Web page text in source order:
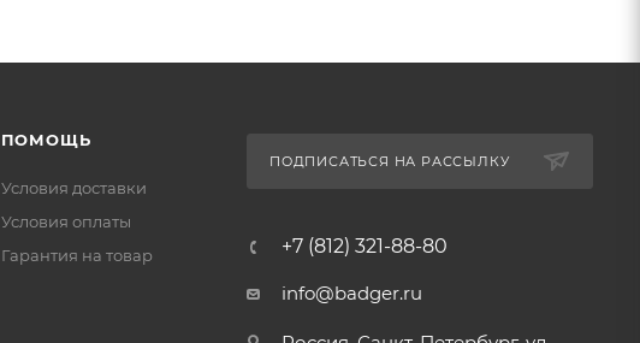
ПОМОЩЬ
Условия доставки
Условия оплаты
Гарантия на товар
ПОДПИСАТЬСЯ НА РАССЫЛКУ
+7 (812) 321-88-80
info@badger.ru